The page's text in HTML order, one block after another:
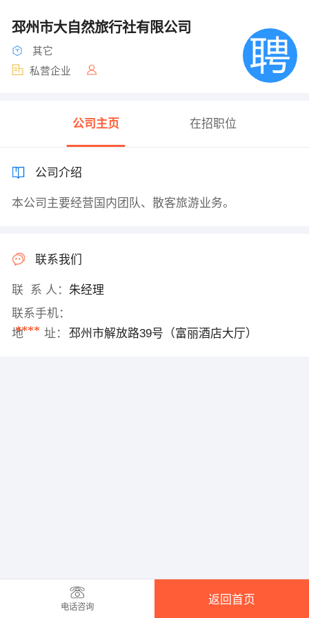
邳州市大自然旅行社有限公司
其它
私营企业
公司主页 在招职位
公司介绍
本公司主要经营国内团队、散客旅游业务。
联系我们
联 系 人： 朱经理
联系手机：
****
地 址： 邳州市解放路39号（富丽酒店大厅）
电话咨询
返回首页